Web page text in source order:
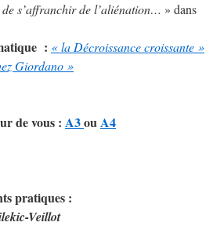
s’affranchir de l’aliénation… » dans
: « la Décroissance croissante »
Giordano »
de vous : A3ouA4
pratiques :
Veillot